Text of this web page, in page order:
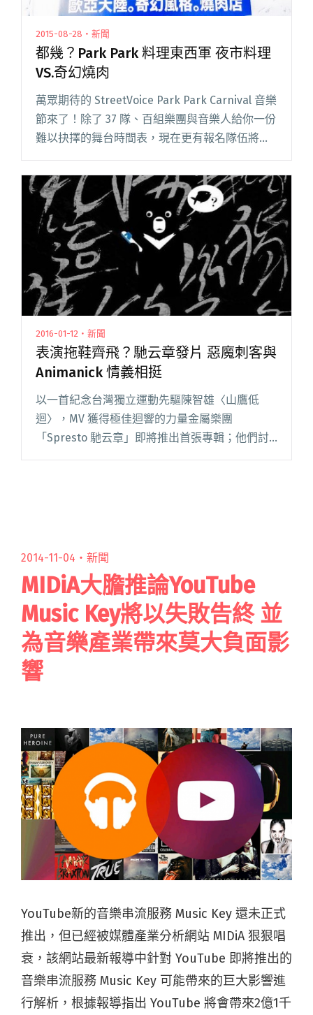
2015-08-28・新聞
都幾？Park Park 料理東西軍 夜市料理
VS.奇幻燒肉
萬眾期待的 StreetVoice Park Park Carnival 音樂
節來了！除了 37 隊、百組樂團與音樂人給你一份
難以抉擇的舞台時間表，現在更有報名隊伍將戰
場擴及味蕾！由台青蕉、雲鐵客、宋德鶴組成
「去夜市就是要替牙阿！」，將與桑閱讀全文
"都幾？Park Park 料理東西軍 夜市料理 VS.奇幻
燒肉"
2016-01-12・新聞
表演拖鞋齊飛？馳云章發片 惡魔刺客與
Animanick 情義相挺
以一首紀念台灣獨立運動先驅陳智雄〈山鷹低
迴〉，MV 獲得極佳迴響的力量金屬樂團
「Spresto 馳云章」即將推出首張專輯；他們討
2014-11-04・ 新聞
MIDiA大膽推論YouTube
Music Key將以失敗告終 並
為音樂產業帶來莫大負面影
響
YouTube新的音樂串流服務 Music Key 還未正式
推出，但已經被媒體產業分析網站 MIDiA 狠狠唱
衰，該網站最新報導中針對 YouTube 即將推出的
音樂串流服務 Music Key 可能帶來的巨大影響進
行解析，根據報導指出 YouTube 將會帶來2億1千